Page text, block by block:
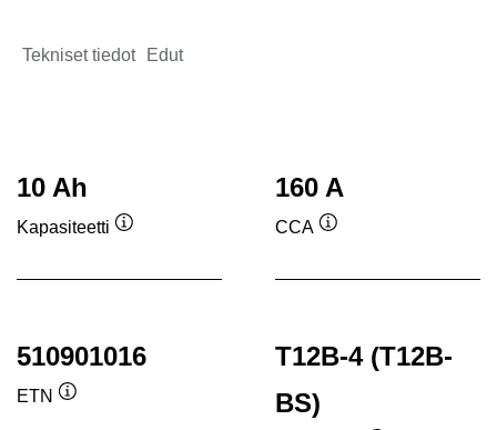
Tekniset tiedot Edut
10 Ah
Kapasiteetti
160 A
CCA
510901016
ETN
T12B-4 (T12B-
BS)